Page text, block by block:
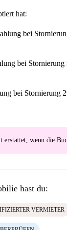
hat:
bei
bei Stornierung
bei Stornierung
erstattet, wenn die
hast du:
VERMIETER